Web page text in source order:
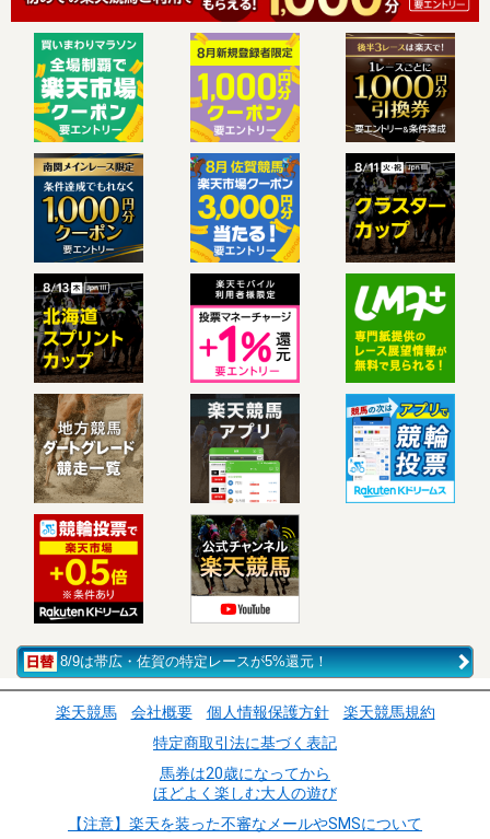
8/9は帯広・佐賀の特定レースが5%還元！
楽天競馬 会社概要 個人情報保護方針
楽天競馬規約
特定商取引法に基づく表記
馬券は20歳になってから
ほどよく楽しむ大人の遊び
【注意】楽天を装った不審なメールやSMSについて